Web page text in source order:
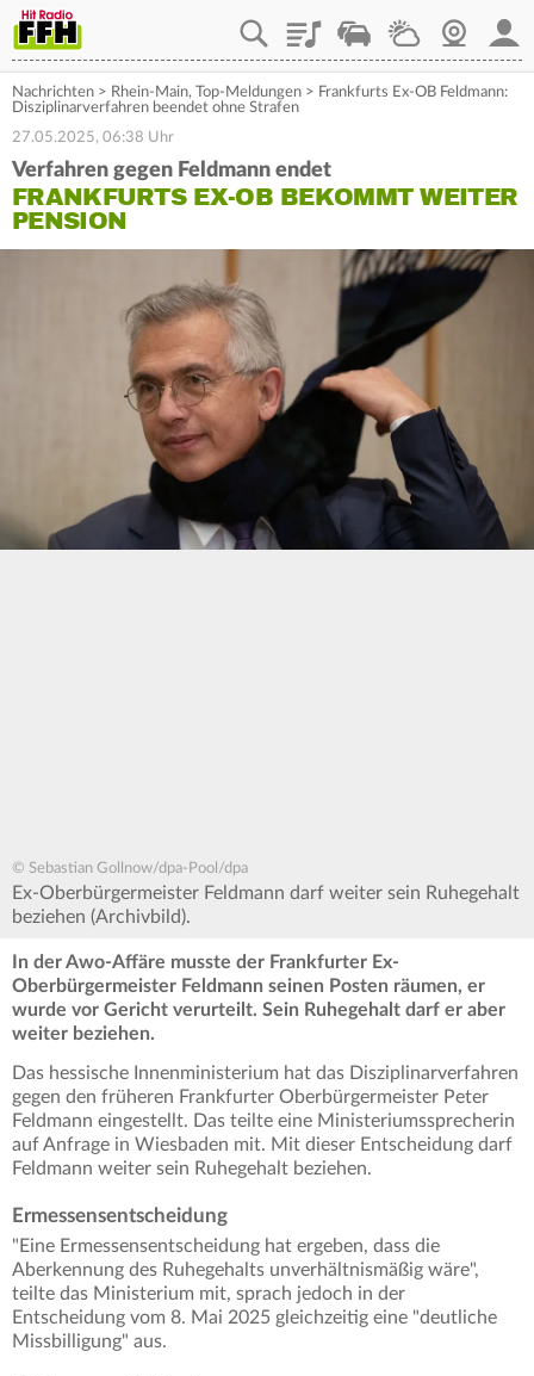
PlaylistStaupilotWetterWebcam
Nachrichten > Rhein-Main, Top-Meldungen > Frankfurts Ex-OB Feldmann:
Disziplinarverfahren beendet ohne Strafen
27.05.2025, 06:38 Uhr
Verfahren gegen Feldmann endet
FRANKFURTS EX-OB BEKOMMT WEITER
PENSION
© Sebastian Gollnow/dpa-Pool/dpa
Ex-Oberbürgermeister Feldmann darf weiter sein Ruhegehalt
beziehen (Archivbild).
In der Awo-Affäre musste der Frankfurter Ex-
Oberbürgermeister Feldmann seinen Posten räumen, er
wurde vor Gericht verurteilt. Sein Ruhegehalt darf er aber
weiter beziehen.
Das hessische Innenministerium hat das Disziplinarverfahren
gegen den früheren Frankfurter Oberbürgermeister Peter
Feldmann eingestellt. Das teilte eine Ministeriumssprecherin
auf Anfrage in Wiesbaden mit. Mit dieser Entscheidung darf
Feldmann weiter sein Ruhegehalt beziehen.
Ermessensentscheidung
"Eine Ermessensentscheidung hat ergeben, dass die
Aberkennung des Ruhegehalts unverhältnismäßig wäre",
teilte das Ministerium mit, sprach jedoch in der
Entscheidung vom 8. Mai 2025 gleichzeitig eine "deutliche
Missbilligung" aus.